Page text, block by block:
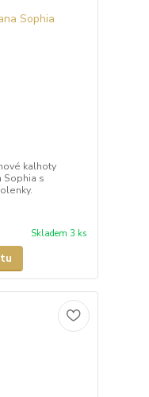
kalhoty
Sophia s
Skladem 3 ks